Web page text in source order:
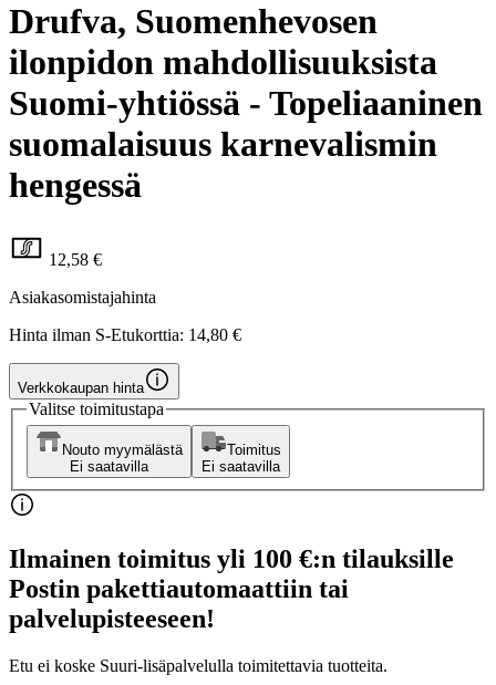
Drufva, Suomenhevosen
ilonpidon mahdollisuuksista
Suomi-yhtiössä - Topeliaaninen
suomalaisuus karnevalismin
hengessä
12,58 €
Asiakasomistajahinta
Hinta ilman S-Etukorttia: 14,80 €
Verkkokaupan hinta
Valitse toimitustapa
Nouto myymälästä
Ei saatavilla
Toimitus
Ei saatavilla
Ilmainen toimitus yli 100 €:n tilauksille
Postin pakettiautomaattiin tai
palvelupisteeseen!
Etu ei koske Suuri‑lisäpalvelulla toimitettavia tuotteita.